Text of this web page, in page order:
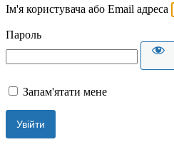
Ім'я користувача або Email адреса
Пароль
Запам'ятати мене